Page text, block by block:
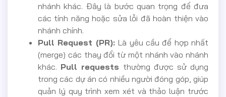
nhánh khác. Đây là bước quan trọng để đưa
các tính năng hoặc sửa lỗi đã hoàn thiện vào
nhánh chính.
Pull Request (PR):Là yêu cầu để hợp nhất
(merge) các thay đổi từ một nhánh vào nhánh
khác. Pull requests thường được sử dụng
trong các dự án có nhiều người đóng góp, giúp
quản lý quy trình xem xét và thảo luận trước